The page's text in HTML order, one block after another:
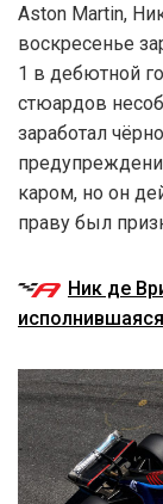
Aston Martin,
воскресенье
1 в дебютной
стюардов
заработал
каром, но он
праву был
Ник де